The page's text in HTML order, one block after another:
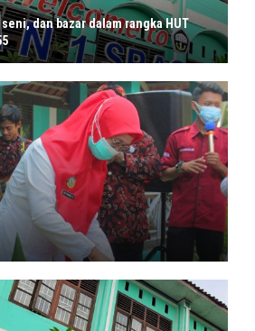
dan bazar dalam rangka HUT